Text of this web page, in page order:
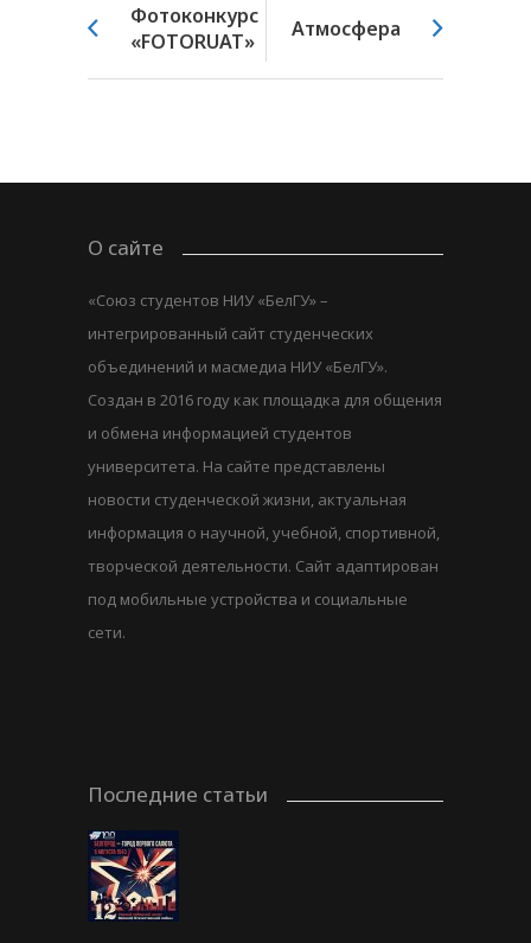
Фотоконкурс
«FOTORUAT»
Атмосфера
О сайте
«Союз студентов НИУ «БелГУ» –
интегрированный сайт студенческих
объединений и масмедиа НИУ «БелГУ».
Создан в 2016 году как площадка для общения
и обмена информацией студентов
университета. На сайте представлены
новости студенческой жизни, актуальная
информация о научной, учебной, спортивной,
творческой деятельности. Сайт адаптирован
под мобильные устройства и социальные
сети.
Последние статьи